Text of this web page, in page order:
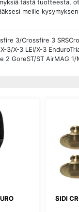
tästä tuotteesta,
meille
3/Crossfire 3
3/X-3 LEI/X-3
2 GoreST/ST AirMAG 1/
SIDI